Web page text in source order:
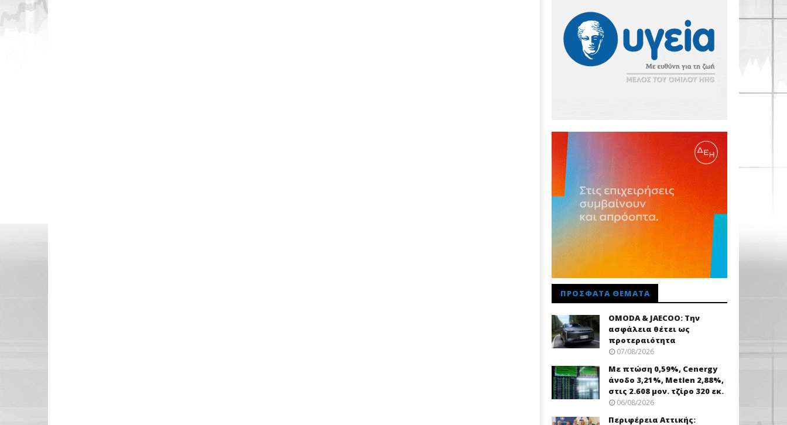
ΠΡΌΣΦΑΤΑ ΘΈΜΑΤΑ
OMODA & JAECOO: Την
ασφάλεια θέτει ως
προτεραιότητα
07/08/2026
Με πτώση 0,59%, Cenergy
άνοδο 3,21%, Metlen 2,88%,
στις 2.608 μον. τζίρο 320 εκ.
06/08/2026
Περιφέρεια Αττικής: